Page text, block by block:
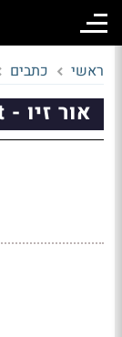
ראשי כתבים
אור זיו - Bizsport